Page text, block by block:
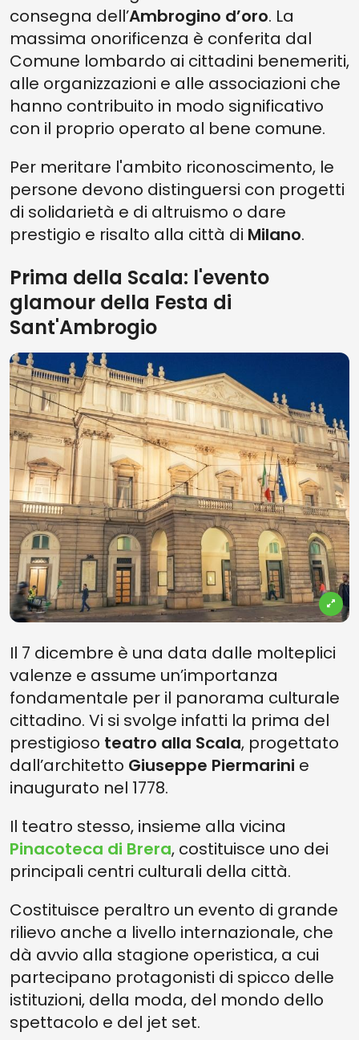
consegna dell’Ambrogino d’oro. La
massima onorificenza è conferita dal
Comune lombardo ai cittadini benemeriti,
alle organizzazioni e alle associazioni che
hanno contribuito in modo significativo
con il proprio operato al bene comune.
Per meritare l'ambito riconoscimento, le
persone devono distinguersi con progetti
di solidarietà e di altruismo o dare
prestigio e risalto alla città di Milano.
Prima della Scala: l'evento
glamour della Festa di
Sant'Ambrogio
Il 7 dicembre è una data dalle molteplici
valenze e assume un’importanza
fondamentale per il panorama culturale
cittadino. Vi si svolge infatti la prima del
prestigioso teatro alla Scala, progettato
dall’architetto Giuseppe Piermarini e
inaugurato nel 1778.
Il teatro stesso, insieme alla vicina
Pinacoteca di Brera, costituisce uno dei
principali centri culturali della città.
Costituisce peraltro un evento di grande
rilievo anche a livello internazionale, che
dà avvio alla stagione operistica, a cui
partecipano protagonisti di spicco delle
istituzioni, della moda, del mondo dello
spettacolo e del jet set.